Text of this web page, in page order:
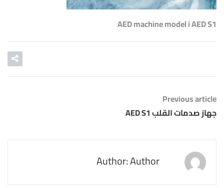
AED machine model i AED S1
Previous article
جهاز صدمات القلب AED S1
Author: Author